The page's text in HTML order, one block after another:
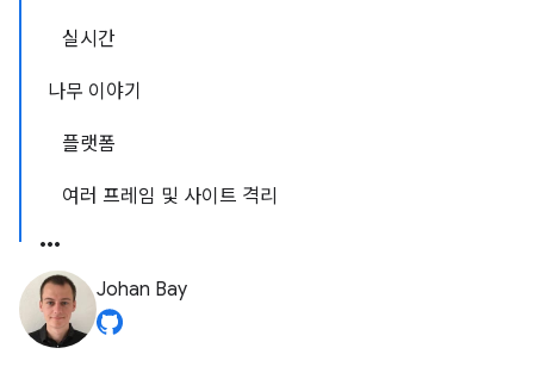
실시간
나무 이야기
플랫폼
여러 프레임 및 사이트 격리
Johan Bay